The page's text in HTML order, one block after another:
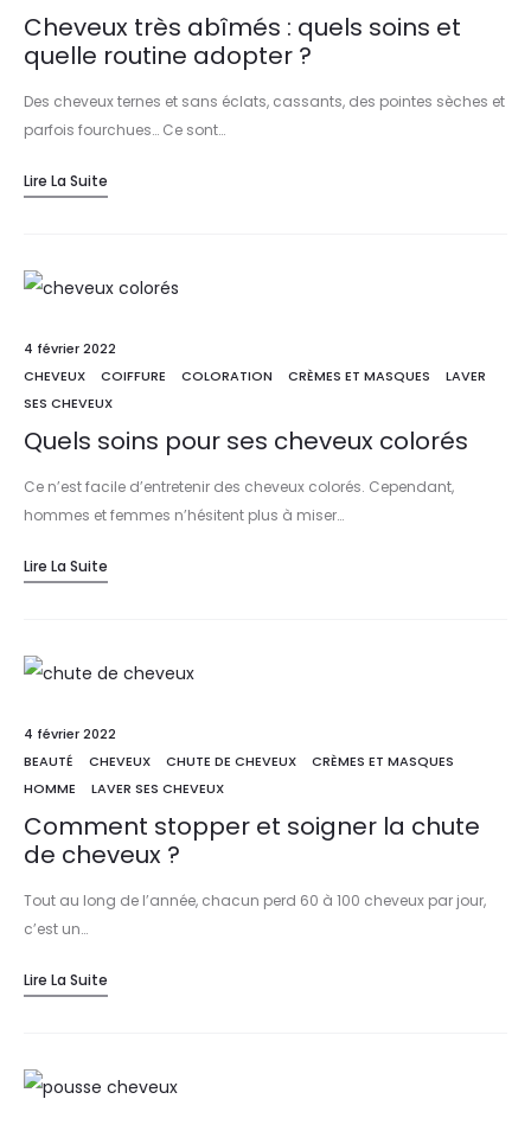
Cheveux très abîmés : quels soins et
quelle routine adopter ?
Des cheveux ternes et sans éclats, cassants, des pointes sèches et
parfois fourchues… Ce sont…
Lire La Suite
4 février 2022
CHEVEUX
COIFFURE COLORATION CRÈMES ET MASQUES
LAVER
SES CHEVEUX
Quels soins pour ses cheveux colorés
Ce n’est facile d’entretenir des cheveux colorés. Cependant,
hommes et femmes n’hésitent plus à miser…
Lire La Suite
4 février 2022
BEAUTÉ
CHEVEUX CHUTE DE CHEVEUX
CRÈMES ET MASQUES
HOMME
LAVER SES CHEVEUX
Comment stopper et soigner la chute
de cheveux ?
Tout au long de l’année, chacun perd 60 à 100 cheveux par jour,
c’est un…
Lire La Suite